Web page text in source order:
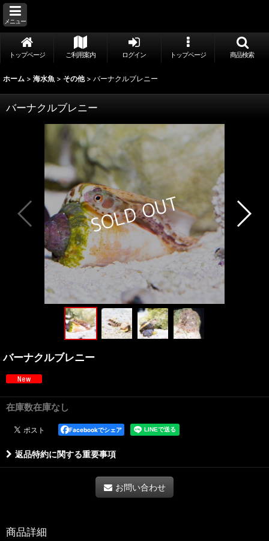
メニュー
トップページ ご利用案内 ログイン トップページ 商品検索
ホーム > 海水魚 > その他 > バーナクルブレニー
バーナクルブレニー
バーナクルブレニー
在庫数在庫なし
Facebookでシェア
返品特約に関する重要事項
お問い合わせ
商品詳細